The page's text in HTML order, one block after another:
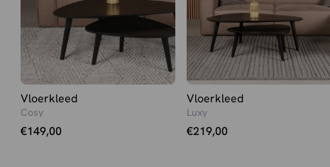
Vloerkleed
Cosy
€149,00
Vloerkleed
Luxy
€219,00